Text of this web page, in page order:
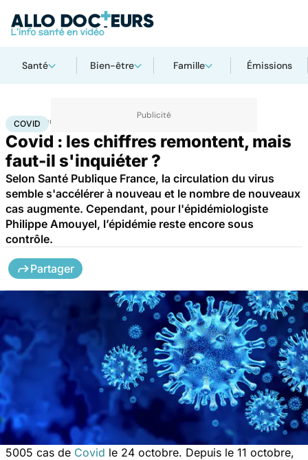
Santé Bien-être Famille Émissions
Accueil Santé Maladies infectieuses
COVID
Covid : les chiffres remontent, mais
faut-il s'inquiéter ?
Selon Santé Publique France, la circulation du virus
semble s'accélérer à nouveau et le nombre de nouveaux
cas augmente. Cependant, pour l'épidémiologiste
Philippe Amouyel, l’épidémie reste encore sous
contrôle.
Partager
5005 cas de Covid le 24 octobre. Depuis le 11 octobre,